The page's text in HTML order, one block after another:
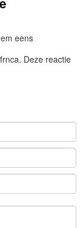
eens
Deze reactie